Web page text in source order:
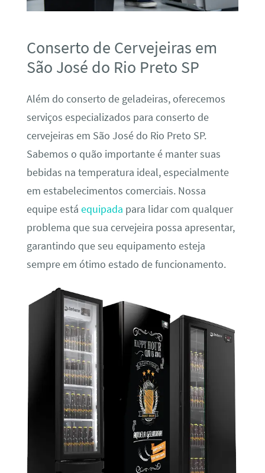
Conserto de Cervejeiras em
São José do Rio Preto SP
Além do conserto de geladeiras, oferecemos
serviços especializados para conserto de
cervejeiras em São José do Rio Preto SP.
Sabemos o quão importante é manter suas
bebidas na temperatura ideal, especialmente
em estabelecimentos comerciais. Nossa
equipe está equipada para lidar com qualquer
problema que sua cervejeira possa apresentar,
garantindo que seu equipamento esteja
sempre em ótimo estado de funcionamento.